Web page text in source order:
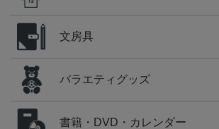
文房具
バラエティグッズ
書籍・DVD・カレンダー